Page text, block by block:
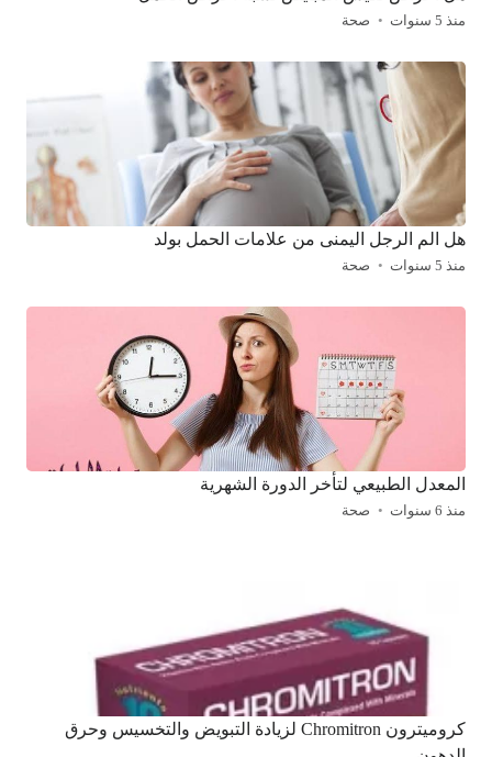
منذ 5 سنوات صحة
هل الم الرجل اليمنى من علامات الحمل بولد
منذ 5 سنوات صحة
المعدل الطبيعي لتأخر الدورة الشهرية
منذ 6 سنوات صحة
كروميترون Chromitron لزيادة التبويض والتخسيس وحرق